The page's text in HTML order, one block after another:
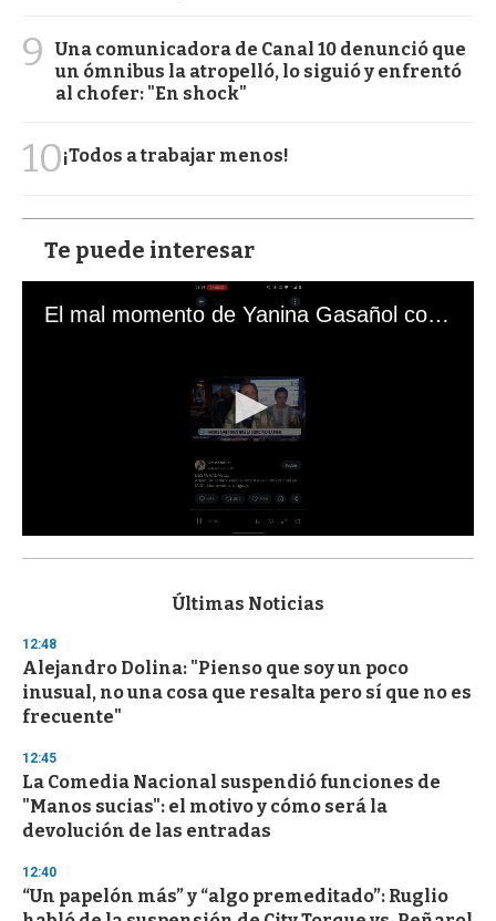
9
Una comunicadora de Canal 10 denunció que
un ómnibus la atropelló, lo siguió y enfrentó
al chofer: "En shock"
10¡Todos a trabajar menos!
Te puede interesar
El mal momento de Yanina Gasañol con un hincha argentino en "Subrayado"
s
d
s
o
f
3
s
e
c
o
n
Últimas Noticias
12:48
Alejandro Dolina: "Pienso que soy un poco
inusual, no una cosa que resalta pero sí que no es
frecuente"
12:45
La Comedia Nacional suspendió funciones de
"Manos sucias": el motivo y cómo será la
devolución de las entradas
12:40
“Un papelón más” y “algo premeditado”: Ruglio